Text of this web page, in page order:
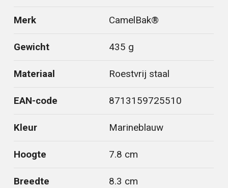
Merk CamelBak®
Gewicht 435 g
Materiaal Roestvrij staal
EAN-code 8713159725510
Kleur Marineblauw
Hoogte 7.8 cm
Breedte 8.3 cm